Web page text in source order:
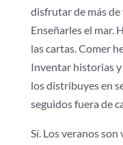
disfrutar de más
Enseñarles el mar.
las cartas. Comer
Inventar historias
los distribuyes en
seguidos fuera de
Sí. Los veranos